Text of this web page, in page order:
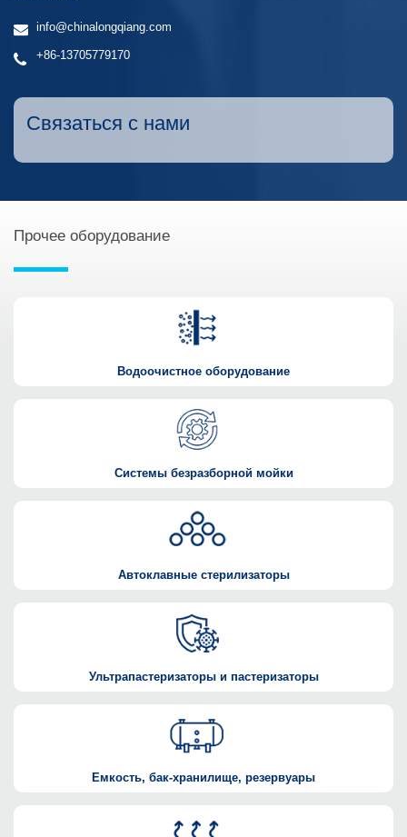
info@chinalongqiang.com
+86-13705779170
Связаться с нами
Прочее оборудование
Водоочистное оборудование
Системы безразборной мойки
Автоклавные стерилизаторы
Ультрапастеризаторы и пастеризаторы
Емкость, бак-хранилище, резервуары